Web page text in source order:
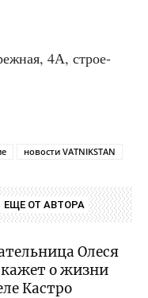
4А, стро­е­
новости VATNIKSTAN
ЕЩЕ ОТ АВТОРА
Олеся
о жизни
Кастро